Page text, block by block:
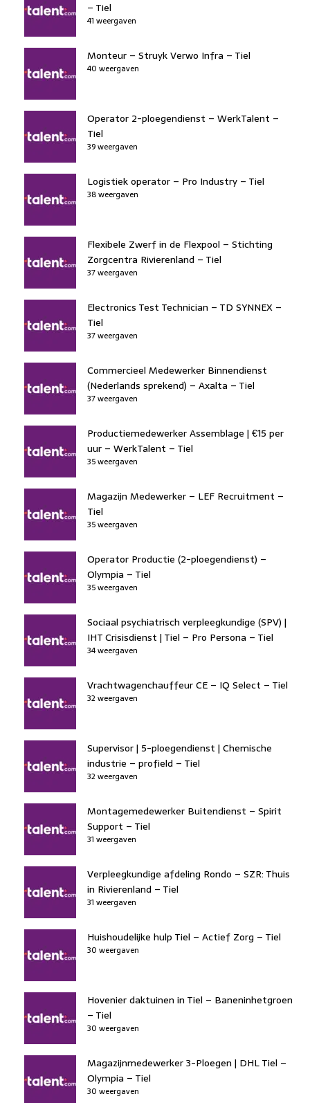
– Tiel
41 weergaven
Monteur – Struyk Verwo Infra – Tiel
40 weergaven
Operator 2-ploegendienst – WerkTalent –
Tiel
39 weergaven
Logistiek operator – Pro Industry – Tiel
38 weergaven
Flexibele Zwerf in de Flexpool – Stichting
Zorgcentra Rivierenland – Tiel
37 weergaven
Electronics Test Technician – TD SYNNEX –
Tiel
37 weergaven
Commercieel Medewerker Binnendienst
(Nederlands sprekend) – Axalta – Tiel
37 weergaven
Productiemedewerker Assemblage | €15 per
uur – WerkTalent – Tiel
35 weergaven
Magazijn Medewerker – LEF Recruitment –
Tiel
35 weergaven
Operator Productie (2-ploegendienst) –
Olympia – Tiel
35 weergaven
Sociaal psychiatrisch verpleegkundige (SPV) |
IHT Crisisdienst | Tiel – Pro Persona – Tiel
34 weergaven
Vrachtwagenchauffeur CE – IQ Select – Tiel
32 weergaven
Supervisor | 5-ploegendienst | Chemische
industrie – profield – Tiel
32 weergaven
Montagemedewerker Buitendienst – Spirit
Support – Tiel
31 weergaven
Verpleegkundige afdeling Rondo – SZR: Thuis
in Rivierenland – Tiel
31 weergaven
Huishoudelijke hulp Tiel – Actief Zorg – Tiel
30 weergaven
Hovenier daktuinen in Tiel – Baneninhetgroen
– Tiel
30 weergaven
Magazijnmedewerker 3-Ploegen | DHL Tiel –
Olympia – Tiel
30 weergaven